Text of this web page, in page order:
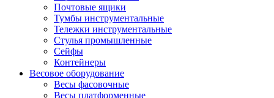
Почтовые ящики
Тумбы инструментальные
Тележки инструментальные
Стулья промышленные
Сейфы
Контейнеры
Весовое оборудование
Весы фасовочные
Весы платформенные